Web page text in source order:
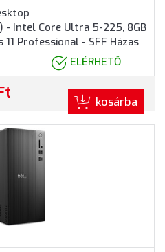
- Intel Core Ultra 5-225, 8GB
11 Professional - SFF Házas
ELÉRHETŐ
kosárba